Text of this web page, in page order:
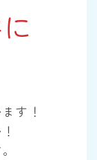
す！